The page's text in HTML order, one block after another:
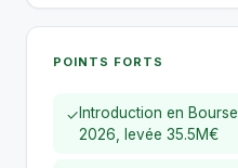
POINTS FORTS
✓ Introduction en
2026, levée 35.5M€